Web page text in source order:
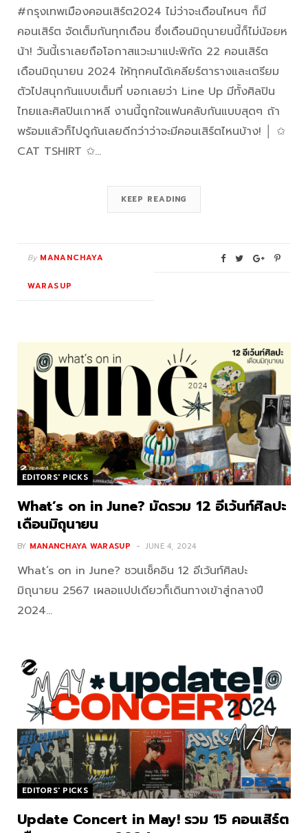
#กรุงเทพเมืองคอนเสิร์ต2024 ไม่ว่าจะเดือนไหนๆ ก็มี
คอนเสิร์ต จัดเต็มกันทุกเดือน ซึ่งเดือนมิถุนายนนี้ก็ไม่น้อยห
น้า! วันนี้เราเลยถือโอกาสแวะมาแปะพิกัด 22 คอนเสิร์ต
เดือนมิถุนายน 2024 ให้ทุกคนได้เคลียร์ตารางและเตรียม
ตัวไปสนุกกันแบบเต็มที่ บอกเลยว่า Line Up มีทั้งศิลปิน
ไทยและศิลปินเกาหลี งานนี้ถูกใจแฟนคลับกันแบบสุดๆ ถ้า
พร้อมแล้วก็ไปดูกันเลยดีกว่าว่าจะมีคอนเสิร์ตไหนบ้าง! │ ✩
CAT TSHIRT ✩…
KEEP READING
By MANANCHAYA
WARASUP
EDITORS' PICKS
What’s on in June? มัดรวม 12 อีเว้นท์ศิลปะ
เดือนมิถุนายน
BY MANANCHAYA WARASUP JUNE 4, 2024
What’s on in June? ชวนเช็คอิน 12 อีเว้นท์ศิลปะ
มิถุนายน 2567 เผลอแปปเดียวก็เดินทางเข้าสู่กลางปี
2024…
EDITORS' PICKS
Update Concert in May! รวม 15 คอนเสิร์ต